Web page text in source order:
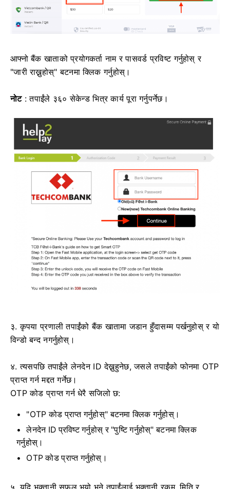
आफ्नो बैंक खाताको प्रयोगकर्ता नाम र पासवर्ड प्रविष्ट गर्नुहोस् र
"जारी राख्नुहोस्" बटनमा क्लिक गर्नुहोस्।
नोट: तपाईंले ३६० सेकेन्ड भित्र कार्य पूरा गर्नुपर्नेछ।
३. कृपया प्रणाली तपाईंको बैंक खातामा जडान हुँदासम्म पर्खनुहोस् र यो
विन्डो बन्द नगर्नुहोस्।
४. त्यसपछि तपाईंले लेनदेन ID देख्नुहुनेछ, जसले तपाईंको फोनमा OTP
प्राप्त गर्न मद्दत गर्नेछ।
OTP कोड प्राप्त गर्न धेरै सजिलो छ:
"OTP कोड प्राप्त गर्नुहोस्" बटनमा क्लिक गर्नुहोस्।
लेनदेन ID प्रविष्ट गर्नुहोस् र "पुष्टि गर्नुहोस्" बटनमा क्लिक
गर्नुहोस्।
OTP कोड प्राप्त गर्नुहोस्।